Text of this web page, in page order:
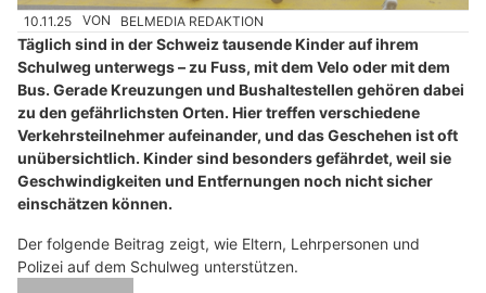
10.11.25 VON BELMEDIA REDAKTION
Täglich sind in der Schweiz tausende Kinder auf ihrem
Schulweg unterwegs – zu Fuss, mit dem Velo oder mit dem
Bus. Gerade Kreuzungen und Bushaltestellen gehören dabei
zu den gefährlichsten Orten. Hier treffen verschiedene
Verkehrsteilnehmer aufeinander, und das Geschehen ist oft
unübersichtlich. Kinder sind besonders gefährdet, weil sie
Geschwindigkeiten und Entfernungen noch nicht sicher
einschätzen können.
Der folgende Beitrag zeigt, wie Eltern, Lehrpersonen und
Polizei auf dem Schulweg unterstützen.